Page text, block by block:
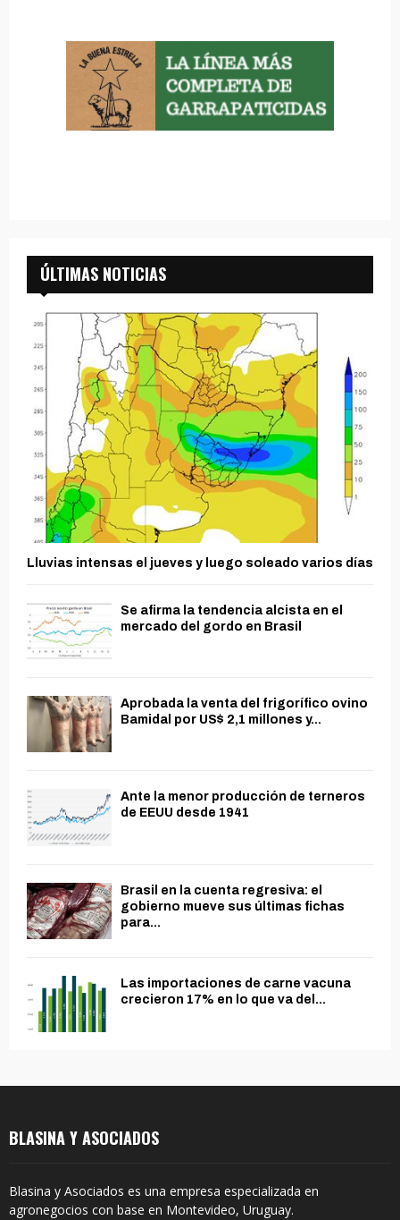
ÚLTIMAS NOTICIAS
Lluvias intensas el jueves y luego soleado varios días
Se afirma la tendencia alcista en el
mercado del gordo en Brasil
Aprobada la venta del frigorífico ovino
Bamidal por US$ 2,1 millones y...
Ante la menor producción de terneros
de EEUU desde 1941
Brasil en la cuenta regresiva: el
gobierno mueve sus últimas fichas
para...
Las importaciones de carne vacuna
crecieron 17% en lo que va del...
BLASINA Y ASOCIADOS
Blasina y Asociados es una empresa especializada en
agronegocios con base en Montevideo, Uruguay.